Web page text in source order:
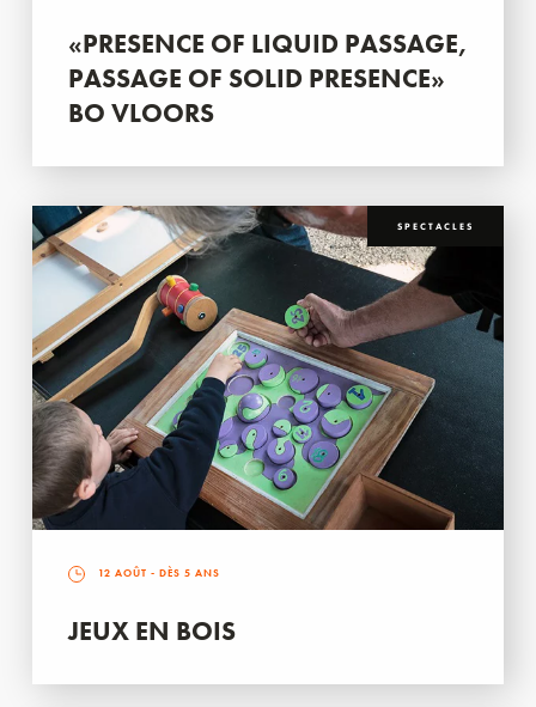
«PRESENCE OF LIQUID PASSAGE,
PASSAGE OF SOLID PRESENCE»
BO VLOORS
SPECTACLES
12 AOÛT - DÈS 5 ANS
JEUX EN BOIS